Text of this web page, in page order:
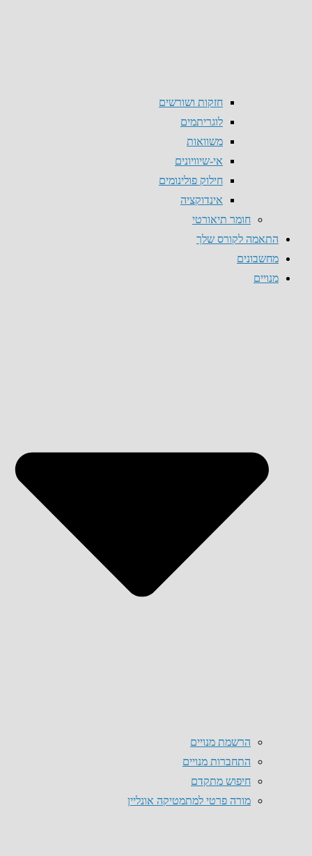
חזקות ושורשים
לוגריתמים
משוואות
אי-שיוויונים
חילוק פולינומים
אינדוקציה
חומר תיאורטי
התאמה לקורס שלך
מחשבונים
מנויים
הרשמת מנויים
התחברות מנויים
חיפוש מתקדם
מורה פרטי למתמטיקה אונליין